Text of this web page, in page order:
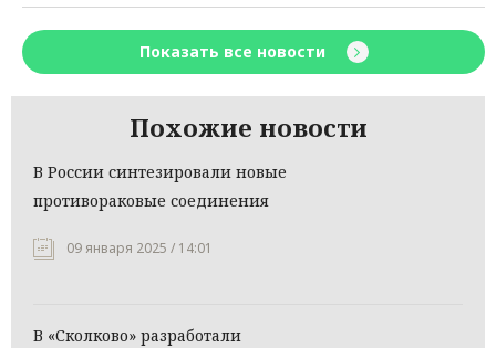
Показать все новости
Похожие новости
В России синтезировали новые
противораковые соединения
09 января 2025 / 14:01
В «Сколково» разработали